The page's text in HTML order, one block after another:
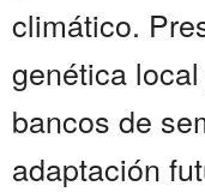
climático.
genética
bancos de
adaptación